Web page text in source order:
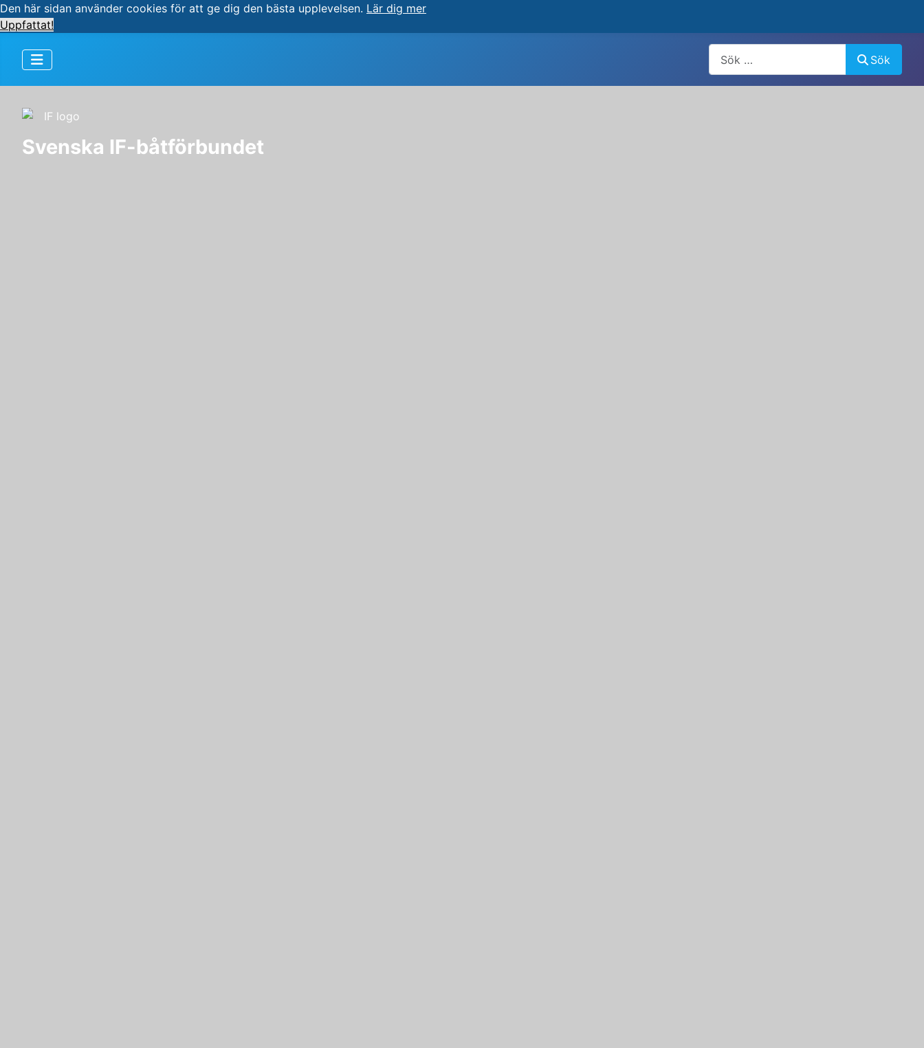
Den här sidan använder cookies för att ge dig den bästa upplevelsen. Lär dig mer
Uppfattat!
Artiklar, forum, händelser, dokument
Sök
Svenska IF-båtförbundet